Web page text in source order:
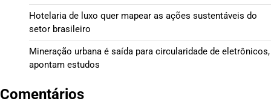
Hotelaria de luxo quer mapear as ações sustentáveis do
setor brasileiro
Mineração urbana é saída para circularidade de eletrônicos,
apontam estudos
Comentários